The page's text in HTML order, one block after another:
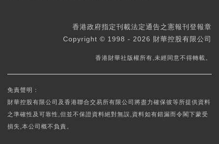
香港政府指定刊載法定通告之憲報刊登報章
Copyright © 1998 - 2026 財華控股有限公司
香港財華社版權所有,未經同意不得轉載。
免責聲明：
財華控股有限公司及香港聯合交易所有限公司將盡力確保彼等所提供資料
之準確性及可靠性,但並不保證資料絕對無誤,資料如有錯漏而令閣下蒙受
損失,本公司概不負責。